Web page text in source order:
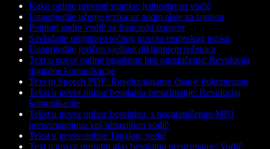
Kako online prevesti snimke: jednostavan vodič
Unaprijedite učenje jezika uz audio alate za izgovor
Potpuni audio vodič za francuski izgovor
Savladajte umjetnost tečnog govora engleskog jezika
Unaprijedite jezične vještine diktiranjem rečenica
Text u govor online besplatno bez ograničenja: Revolucija
digitalne komunikacije
Text to Speech PDF: Revolucionarno čitanje dokumenata
Tekst u govor online besplatno preuzimanje: Revolucija
komunikacije
Tekst u govor online besplatno, s neograničenim MP3
preuzimanjima: vaš ultimativni vodič
Tekst u govor online Tagalog: vodič
Text u govor prirodni glas besplatno preuzimanje: Vodič